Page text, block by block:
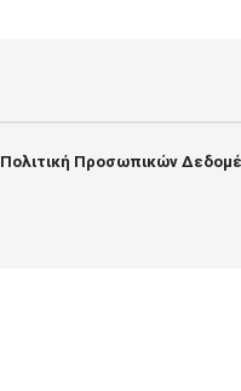
Πολιτική Προσωπικών